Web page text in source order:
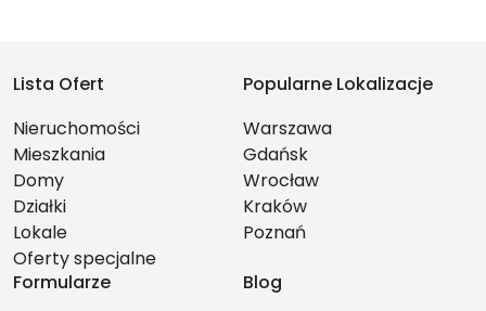
Lista Ofert
Nieruchomości
Mieszkania
Domy
Działki
Lokale
Oferty specjalne
Popularne Lokalizacje
Warszawa
Gdańsk
Wrocław
Kraków
Poznań
Formularze
Blog